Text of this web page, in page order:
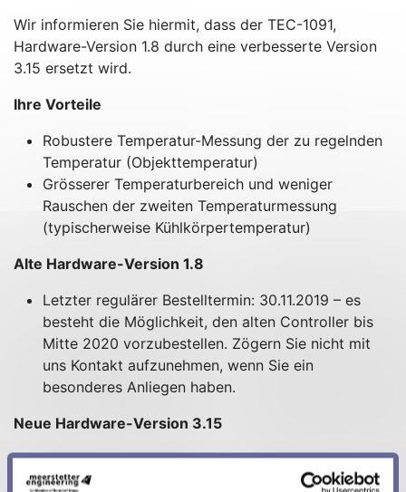
Wir informieren Sie hiermit, dass der TEC-1091,
Hardware-Version 1.8 durch eine verbesserte Version
3.15 ersetzt wird.
Ihre Vorteile
Robustere Temperatur-Messung der zu regelnden
Temperatur (Objekttemperatur)
Grösserer Temperaturbereich und weniger
Rauschen der zweiten Temperaturmessung
(typischerweise Kühlkörpertemperatur)
Alte Hardware-Version 1.8
Letzter regulärer Bestelltermin: 30.11.2019 – es
besteht die Möglichkeit, den alten Controller bis
Mitte 2020 vorzubestellen. Zögern Sie nicht mit
uns Kontakt aufzunehmen, wenn Sie ein
besonderes Anliegen haben.
Neue Hardware-Version 3.15
Gleiche Bauform und Pin-kompatibel (Stecker,
Schraublöcher, Printgrösse, Printhöhe)